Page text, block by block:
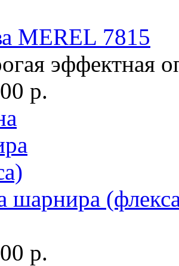
MEREL 7815
эффектная
р.
шарнира
р.